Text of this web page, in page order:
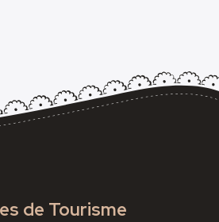
de Tourisme